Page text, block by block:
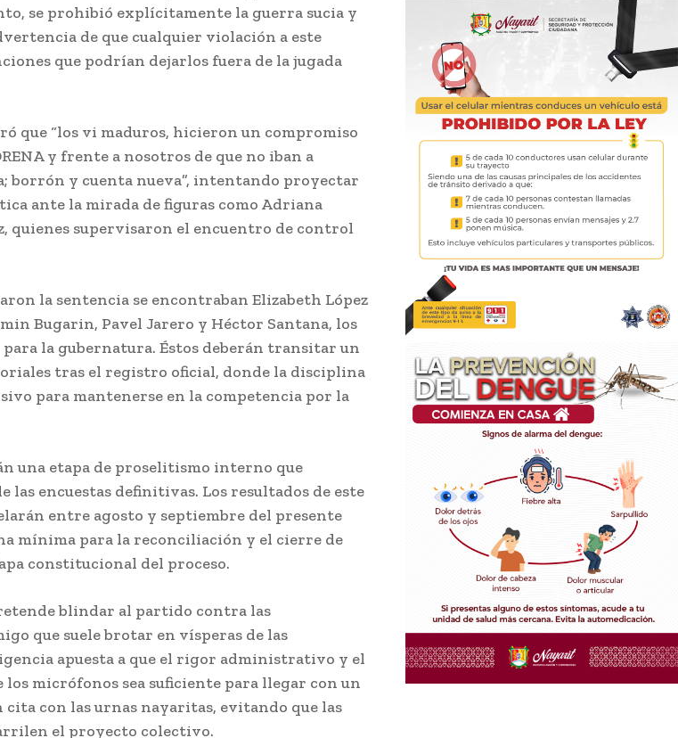
se prohibió explícitamente la guerra sucia y
de que cualquier violación a este
que podrían dejarlos fuera de la jugada
que “los vi maduros, hicieron un compromiso
y frente a nosotros de que no iban a
borrón y cuenta nueva”, intentando proyectar
ante la mirada de figuras como Adriana
supervisaron el encuentro de control
la sentencia se encontraban Elizabeth López
Bugarin, Pavel Jarero y Héctor Santana, los
la gubernatura. Éstos deberán transitar un
tras el registro oficial, donde la disciplina
para mantenerse en la competencia por la
una etapa de proselitismo interno que
las encuestas definitivas. Los resultados de este
entre agosto y septiembre del presente
mínima para la reconciliación y el cierre de
constitucional del proceso.
blindar al partido contra las
que suele brotar en vísperas de las
apuesta a que el rigor administrativo y el
micrófonos sea suficiente para llegar con un
con las urnas nayaritas, evitando que las
el proyecto colectivo.